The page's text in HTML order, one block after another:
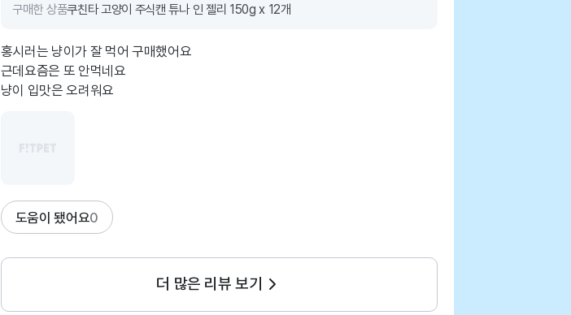
구매한 상품쿠친타 고양이 주식캔 튜나 인 젤리 150g x 12개
홍시러는 냥이가 잘 먹어 구매했어요
근데요즘은 또 안먹네요
냥이 입맛은 오려워요
도움이 됐어요0
더 많은 리뷰 보기